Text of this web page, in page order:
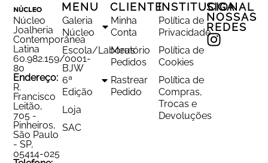
Núcleo
Joalheria
Contemporânea
Latina
60.982.159/0001-
80
Endereço:
R.
Francisco
Leitão,
705 -
Pinheiros,
São Paulo
- SP,
05414-025
MENU
Galeria
Núcleo
Escola/Laboratório
BJW
6ª
Edição
Loja
SAC
CLIENTE
Minha
Conta
Meus
Pedidos
Rastrear
Pedido
INSTITUCIONAL
Política de
Privacidade
Política de
Cookies
Política de
Compras,
Trocas e
Devoluções
SIGA
NOSSAS
REDES